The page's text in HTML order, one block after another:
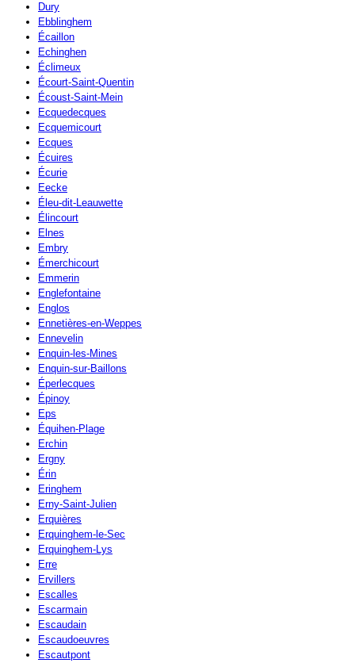
Dury
Ebblinghem
Écaillon
Echinghen
Éclimeux
Écourt-Saint-Quentin
Écoust-Saint-Mein
Ecquedecques
Ecquemicourt
Ecques
Écuires
Écurie
Eecke
Éleu-dit-Leauwette
Élincourt
Elnes
Embry
Émerchicourt
Emmerin
Englefontaine
Englos
Ennetières-en-Weppes
Ennevelin
Enquin-les-Mines
Enquin-sur-Baillons
Éperlecques
Épinoy
Eps
Équihen-Plage
Erchin
Ergny
Érin
Eringhem
Erny-Saint-Julien
Erquières
Erquinghem-le-Sec
Erquinghem-Lys
Erre
Ervillers
Escalles
Escarmain
Escaudain
Escaudoeuvres
Escautpont